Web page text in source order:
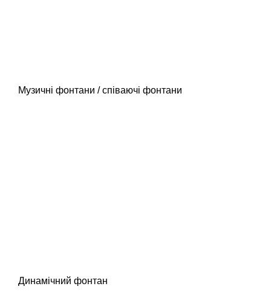
Музичні фонтани / співаючі фонтани
Динамічний фонтан